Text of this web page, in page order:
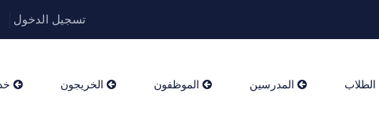
تسجيل الدخول
الطلاب المدرسين الموظفون الخريجون